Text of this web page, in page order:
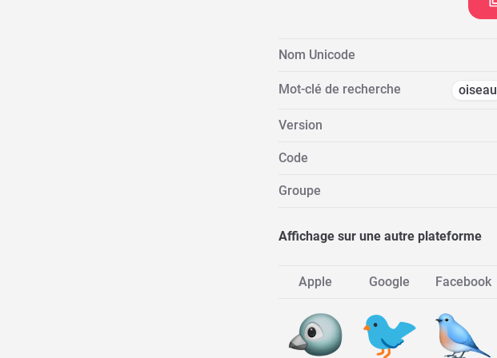
Nom Unicode
Mot-clé de recherche oiseau
Version
Code
Groupe
Affichage sur une autre plateforme
Apple Google Facebook